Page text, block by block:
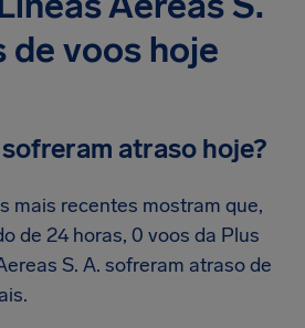
de voos hoje
atraso hoje?
mais recentes mostram que,
de 24 horas, 0 voos da Plus
S. A. sofreram atraso de